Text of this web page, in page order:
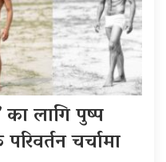
का लागि पुष्प
चर्चामा